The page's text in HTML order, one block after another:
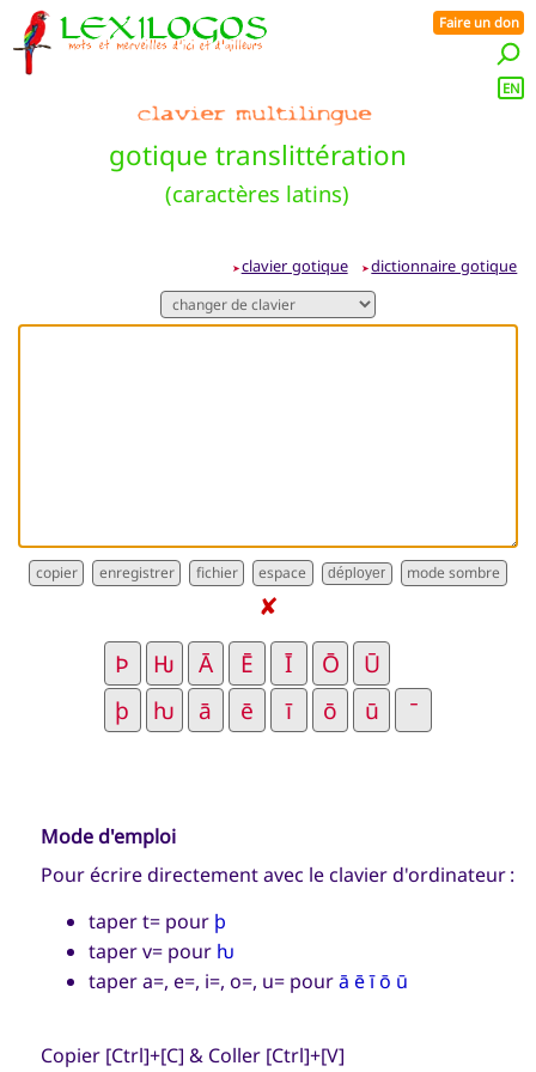
gotique translittération
(caractères latins)
Faire un don
EN
➤ clavier gotique ➤dictionnaire gotique
déployer
✘
Mode d'emploi
Pour écrire directement avec le clavier d'ordinateur :
taper t= pour þ
taper v= pour ƕ
taper a=, e=, i=, o=, u= pourā ē ī ō ū
Copier [Ctrl]+[C] & Coller [Ctrl]+[V]